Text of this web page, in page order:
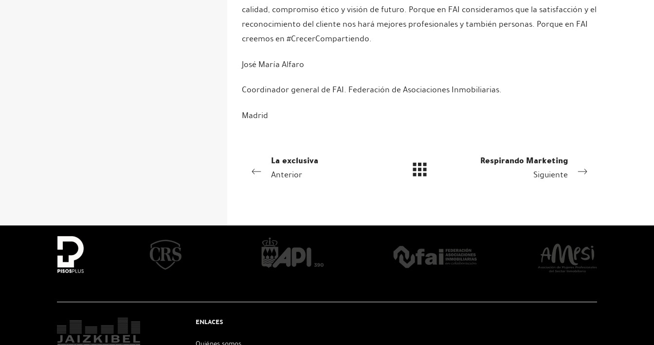
calidad, compromiso ético y visión de futuro. Porque en FAI consideramos que la satisfacción y el
reconocimiento del cliente nos hará mejores profesionales y también personas. Porque en FAI
creemos en #CrecerCompartiendo.
José María Alfaro
Coordinador general de FAI. Federación de Asociaciones Inmobiliarias.
Madrid
La exclusiva
Anterior
Respirando Marketing
Siguiente
ENLACES